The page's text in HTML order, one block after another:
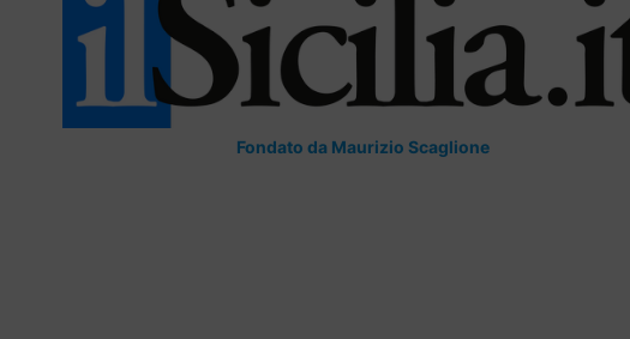
Fondato da Maurizio Scaglione